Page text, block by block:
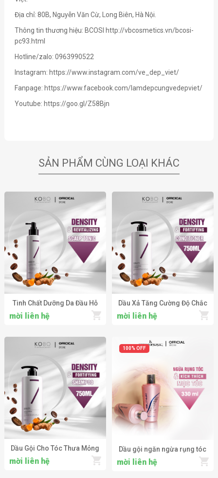
Địa chỉ: 80B, Nguyễn Văn Cừ, Long Biên, Hà Nội.
Thông tin thương hiệu: BCOSI http://vbcosmetics.vn/bcosi-
pc93.html
Hotline/zalo: 0963990522
Instagram: https://www.instagram.com/ve_dep_viet/
Fanpage: https://www.facebook.com/lamdepcungvedepviet/
Youtube: https://goo.gl/Z58Bjn
SẢN PHẨM CÙNG LOẠI KHÁC
Tinh Chất Dưỡng Da Đầu Hỗ
Trợ Giảm Gãy Rụng & Tăng
Professional Revitalizing
Scalp Tonic
mời liên hệ
Dầu Xả Tăng Cường Độ Chắc
Khỏe Cho Tóc Thưa Mỏng
mời liên hệ
Dầu Gội Cho Tóc Thưa Mỏng
KOBO Professional Density
mời liên hệ
100% OFF
Dầu gội ngăn ngừa rụng tóc
Selenium Dermin Plus -
mời liên hệ